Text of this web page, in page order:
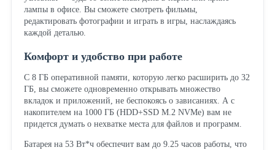
лампы в офисе. Вы сможете смотреть фильмы,
редактировать фотографии и играть в игры, наслаждаясь
каждой деталью.
Комфорт и удобство при работе
С 8 ГБ оперативной памяти, которую легко расширить до 32
ГБ, вы сможете одновременно открывать множество
вкладок и приложений, не беспокоясь о зависаниях. А с
накопителем на 1000 ГБ (HDD+SSD M.2 NVMe) вам не
придется думать о нехватке места для файлов и программ.
Батарея на 53 Вт*ч обеспечит вам до 9.25 часов работы, что